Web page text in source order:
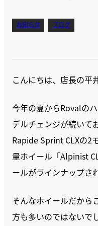
お知らせ ブログ
こんにちは、店長の平
今年の夏からRovalの
デルチェンジが続いて
Rapide Sprint CLXの2
量ホイール「Alpinist
ールがラインナップさ
そんなホイールだから
方も多いのではないで